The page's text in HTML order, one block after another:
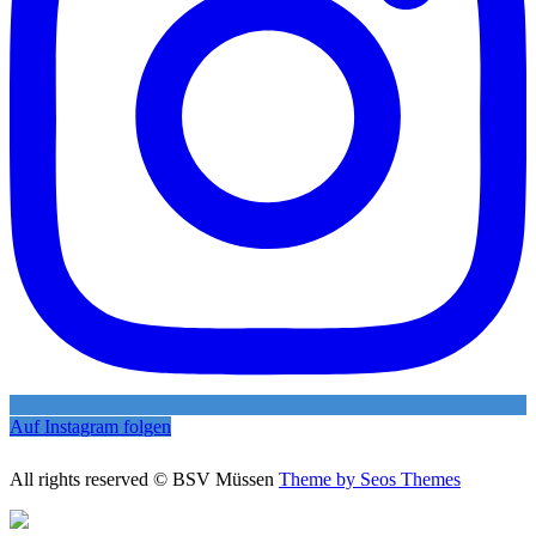
Auf Instagram folgen
All rights reserved © BSV Müssen Theme by Seos Themes